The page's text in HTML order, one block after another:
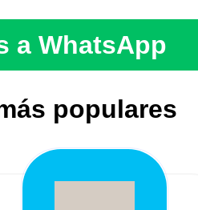
a WhatsApp
populares